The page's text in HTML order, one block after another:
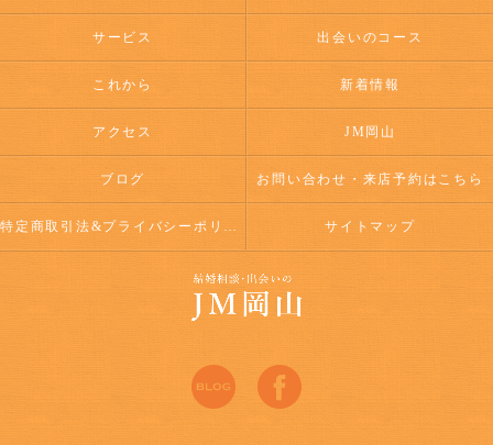
サービス 出会いのコース
これから 新着情報
アクセス JM岡山
ブログ お問い合わせ・来店予約はこちら
特定商取引法&プライバシーポリシー サイトマップ